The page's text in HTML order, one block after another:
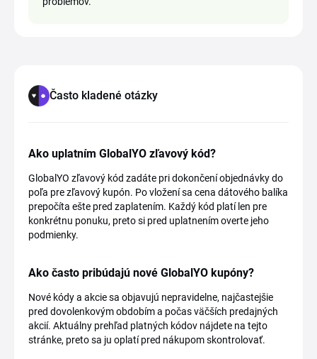
Často kladené otázky
Ako uplatním GlobalYO zľavový kód?
GlobalYO zľavový kód zadáte pri dokončení objednávky do
poľa pre zľavový kupón. Po vložení sa cena dátového balíka
prepočíta ešte pred zaplatením. Každý kód platí len pre
konkrétnu ponuku, preto si pred uplatnením overte jeho
podmienky.
Ako často pribúdajú nové GlobalYO kupóny?
Nové kódy a akcie sa objavujú nepravidelne, najčastejšie
pred dovolenkovým obdobím a počas väčších predajných
akcií. Aktuálny prehľad platných kódov nájdete na tejto
stránke, preto sa ju oplatí pred nákupom skontrolovať.